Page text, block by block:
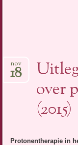
over
(2015)
nov
18
Protonentherapie in